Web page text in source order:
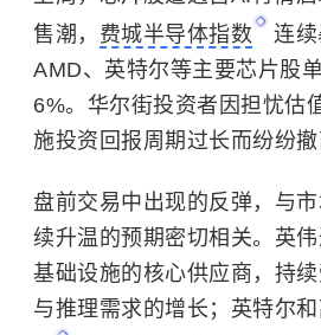
售潮， 费城半导体指数 连续
AMD、英特尔等主要芯片股
6%。华尔街投资者因担忧估
施投资回报周期过长而纷纷撤
盘前交易中出现的反弹，与
续升温的预期密切相关。英
基础设施的核心供应商，持
与推理需求的增长；英特尔